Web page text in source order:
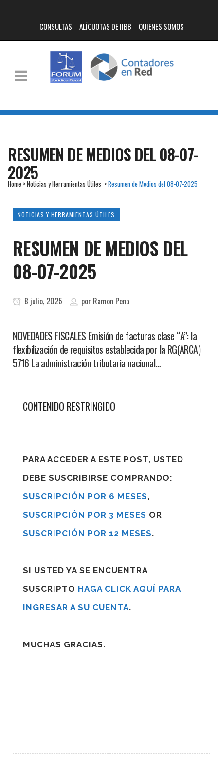
CONSULTAS ALÍCUOTAS DE IIBB QUIENES SOMOS
RESUMEN DE MEDIOS DEL 08-07-
2025
Home >Noticias y Herramientas Útiles >Resumen de Medios del 08-07-2025
NOTICIAS Y HERRAMIENTAS ÚTILES
RESUMEN DE MEDIOS DEL
08-07-2025
8 julio, 2025 por Ramon Pena
NOVEDADES FISCALES Emisión de facturas clase “A”: la
flexibilización de requisitos establecida por la RG(ARCA)
5716 La administración tributaria nacional…
CONTENIDO RESTRINGIDO
PARA ACCEDER A ESTE POST, USTED
DEBE SUSCRIBIRSE COMPRANDO:
SUSCRIPCIÓN POR 6 MESES,
SUSCRIPCIÓN POR 3 MESES OR
SUSCRIPCIÓN POR 12 MESES.
SI USTED YA SE ENCUENTRA
SUSCRIPTO HAGA CLICK AQUÍ PARA
INGRESAR A SU CUENTA.
MUCHAS GRACIAS.